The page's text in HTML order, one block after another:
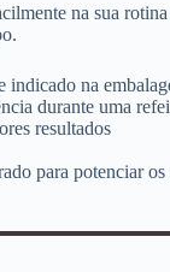
na sua
indicado na
durante uma
resultados
para potenciar